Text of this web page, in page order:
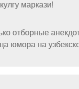
маркази!
отборные
юмора на